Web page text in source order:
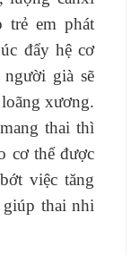
trẻ em phát
đẩy hệ cơ
già sẽ
xương.
thai thì
cơ thể được
việc tăng
thai nhi